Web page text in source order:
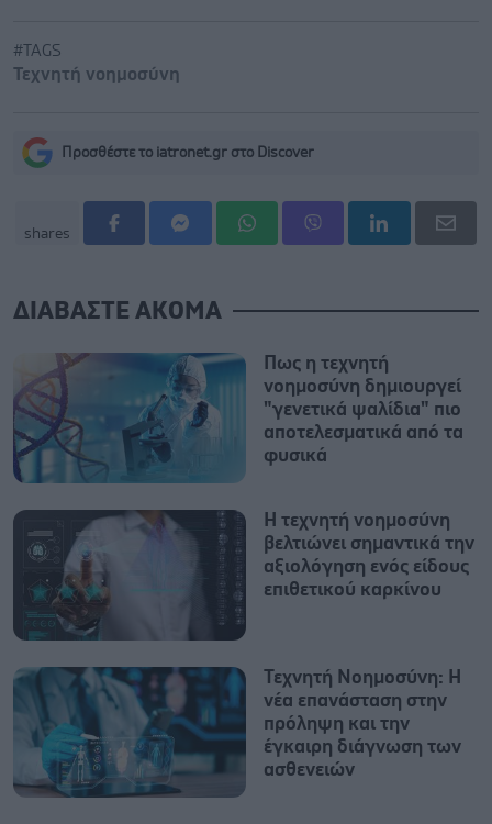
#TAGS
Τεχνητή νοημοσύνη
Προσθέστε το iatronet.gr στο Discover
shares
ΔΙΑΒΑΣΤΕ ΑΚΟΜΑ
Πως η τεχνητή
νοημοσύνη δημιουργεί
"γενετικά ψαλίδια" πιο
αποτελεσματικά από τα
φυσικά
Η τεχνητή νοημοσύνη
βελτιώνει σημαντικά την
αξιολόγηση ενός είδους
επιθετικού καρκίνου
Τεχνητή Νοημοσύνη: Η
νέα επανάσταση στην
πρόληψη και την
έγκαιρη διάγνωση των
ασθενειών